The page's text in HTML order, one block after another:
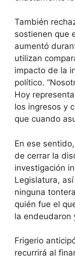
También
sostienen que
aumentó
utilizan
impacto de la
político.
Hoy
los ingresos y
que cuando
En ese
de cerrar la
investigación
Legislatura,
ninguna
quién fue el
la endeudaron
Frigerio
recurrirá al